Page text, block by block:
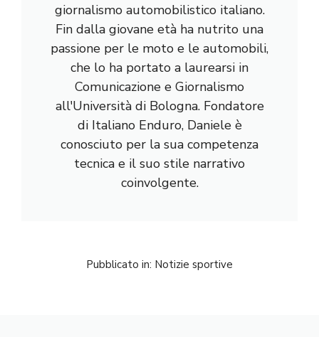
giornalismo automobilistico italiano.
Fin dalla giovane età ha nutrito una
passione per le moto e le automobili,
che lo ha portato a laurearsi in
Comunicazione e Giornalismo
all'Università di Bologna. Fondatore
di Italiano Enduro, Daniele è
conosciuto per la sua competenza
tecnica e il suo stile narrativo
coinvolgente.
Pubblicato in: Notizie sportive